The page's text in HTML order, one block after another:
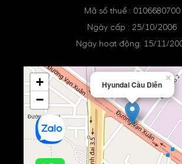
Mã số thuế : 0106680700
Ngày cấp : 25/10/2006
Ngày hoạt động: 15/11/
Hyundai Cầu Diễn
×
+
−